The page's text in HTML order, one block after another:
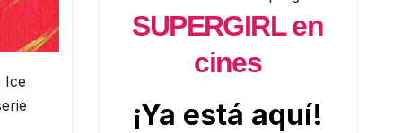
Ice
SUPERGIRL en
cines
¡Ya está aquí!